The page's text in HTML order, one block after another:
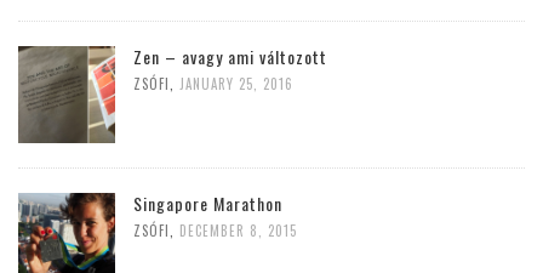
Zen – avagy ami változott
ZSÓFI, JANUARY 25, 2016
Singapore Marathon
ZSÓFI, DECEMBER 8, 2015